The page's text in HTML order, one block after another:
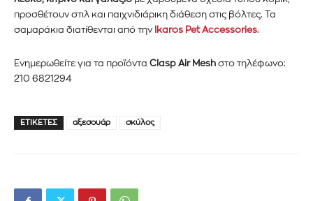
προϊόντα και τις εξελίξεις της
Για να εγγραφείτε, απλώς εισάγετε τη διεύθυνση email σας
και δεν θα σας στείλουμε ανεπιθύμητα μηνύματα. Οι
προσθέτουν στιλ και παιχνιδιάρικη διάθεση στις βόλτες. Τα
σαμαράκια διατίθενται από τηνIkaros Pet Accessories.
Ενημερωθείτε για τα προϊόντα Clasp Air Mesh στο τηλέφωνο:
210 6821294
ΕΤΙΚΈΤΕΣ αξεσουάρ σκύλος